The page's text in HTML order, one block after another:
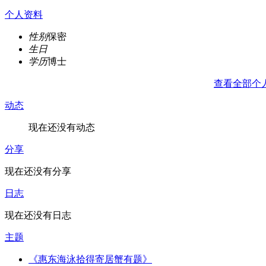
个人资料
性别保密
生日
学历博士
查看全部个
动态
现在还没有动态
分享
现在还没有分享
日志
现在还没有日志
主题
《惠东海泳拾得寄居蟹有题》